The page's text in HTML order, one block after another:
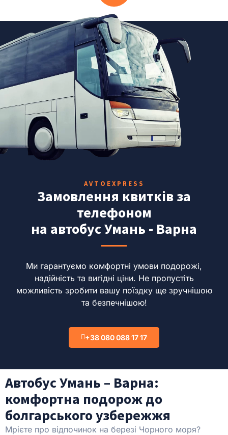
AVTOEXPRESS
Замовлення квитків за
телефоном
на автобус Умань - Варна
Ми гарантуємо комфортні умови подорожі,
надійність та вигідні ціни. Не пропустіть
можливість зробити вашу поїздку ще зручнішою
та безпечнішою!
+38 080 088 17 17
Автобус Умань – Варна:
комфортна подорож до
болгарського узбережжя
Мрієте про відпочинок на березі Чорного моря?